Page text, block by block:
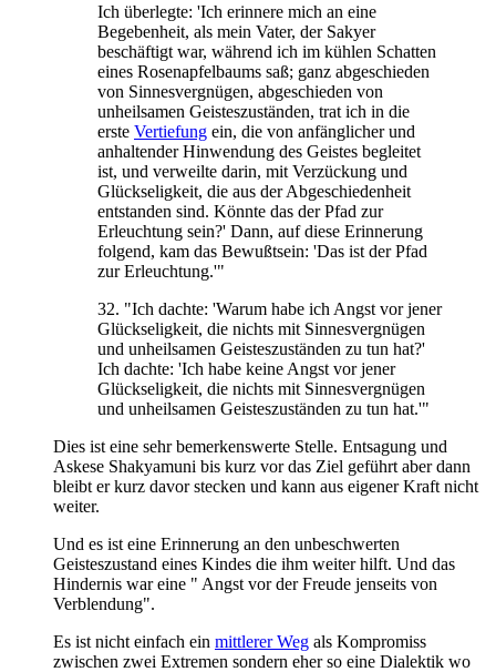
Ich überlegte: 'Ich erinnere mich an eine
Begebenheit, als mein Vater, der Sakyer
beschäftigt war, während ich im kühlen Schatten
eines Rosenapfelbaums saß; ganz abgeschieden
von Sinnesvergnügen, abgeschieden von
unheilsamen Geisteszuständen, trat ich in die
erste Vertiefung ein, die von anfänglicher und
anhaltender Hinwendung des Geistes begleitet
ist, und verweilte darin, mit Verzückung und
Glückseligkeit, die aus der Abgeschiedenheit
entstanden sind. Könnte das der Pfad zur
Erleuchtung sein?' Dann, auf diese Erinnerung
folgend, kam das Bewußtsein: 'Das ist der Pfad
zur Erleuchtung.'"
32. "Ich dachte: 'Warum habe ich Angst vor jener
Glückseligkeit, die nichts mit Sinnesvergnügen
und unheilsamen Geisteszuständen zu tun hat?'
Ich dachte: 'Ich habe keine Angst vor jener
Glückseligkeit, die nichts mit Sinnesvergnügen
und unheilsamen Geisteszuständen zu tun hat.'"
Dies ist eine sehr bemerkenswerte Stelle. Entsagung und
Askese Shakyamuni bis kurz vor das Ziel geführt aber dann
bleibt er kurz davor stecken und kann aus eigener Kraft nicht
weiter.
Und es ist eine Erinnerung an den unbeschwerten
Geisteszustand eines Kindes die ihm weiter hilft. Und das
Hindernis war eine " Angst vor der Freude jenseits von
Verblendung".
Es ist nicht einfach ein mittlerer Weg als Kompromiss
zwischen zwei Extremen sondern eher so eine Dialektik wo